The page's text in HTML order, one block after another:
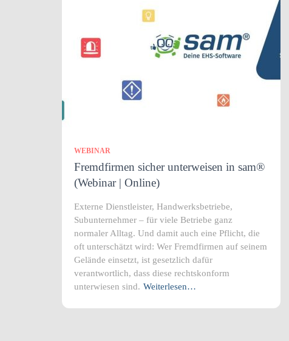
WEBINAR
Fremdfirmen sicher unterweisen in sam®
(Webinar | Online)
Externe Dienstleister, Handwerksbetriebe,
Subunternehmer – für viele Betriebe ganz
normaler Alltag. Und damit auch eine Pflicht, die
oft unterschätzt wird: Wer Fremdfirmen auf seinem
Gelände einsetzt, ist gesetzlich dafür
verantwortlich, dass diese rechtskonform
unterwiesen sind. Weiterlesen…